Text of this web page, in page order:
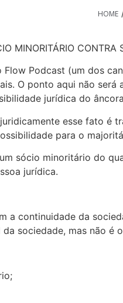
HOME
MINORITÁRIO CONTRA
Flow Podcast (um dos
O ponto aqui não
jurídica do
esse fato
para o
sócio minoritário do
jurídica.
a continuidade da
sociedade, mas não